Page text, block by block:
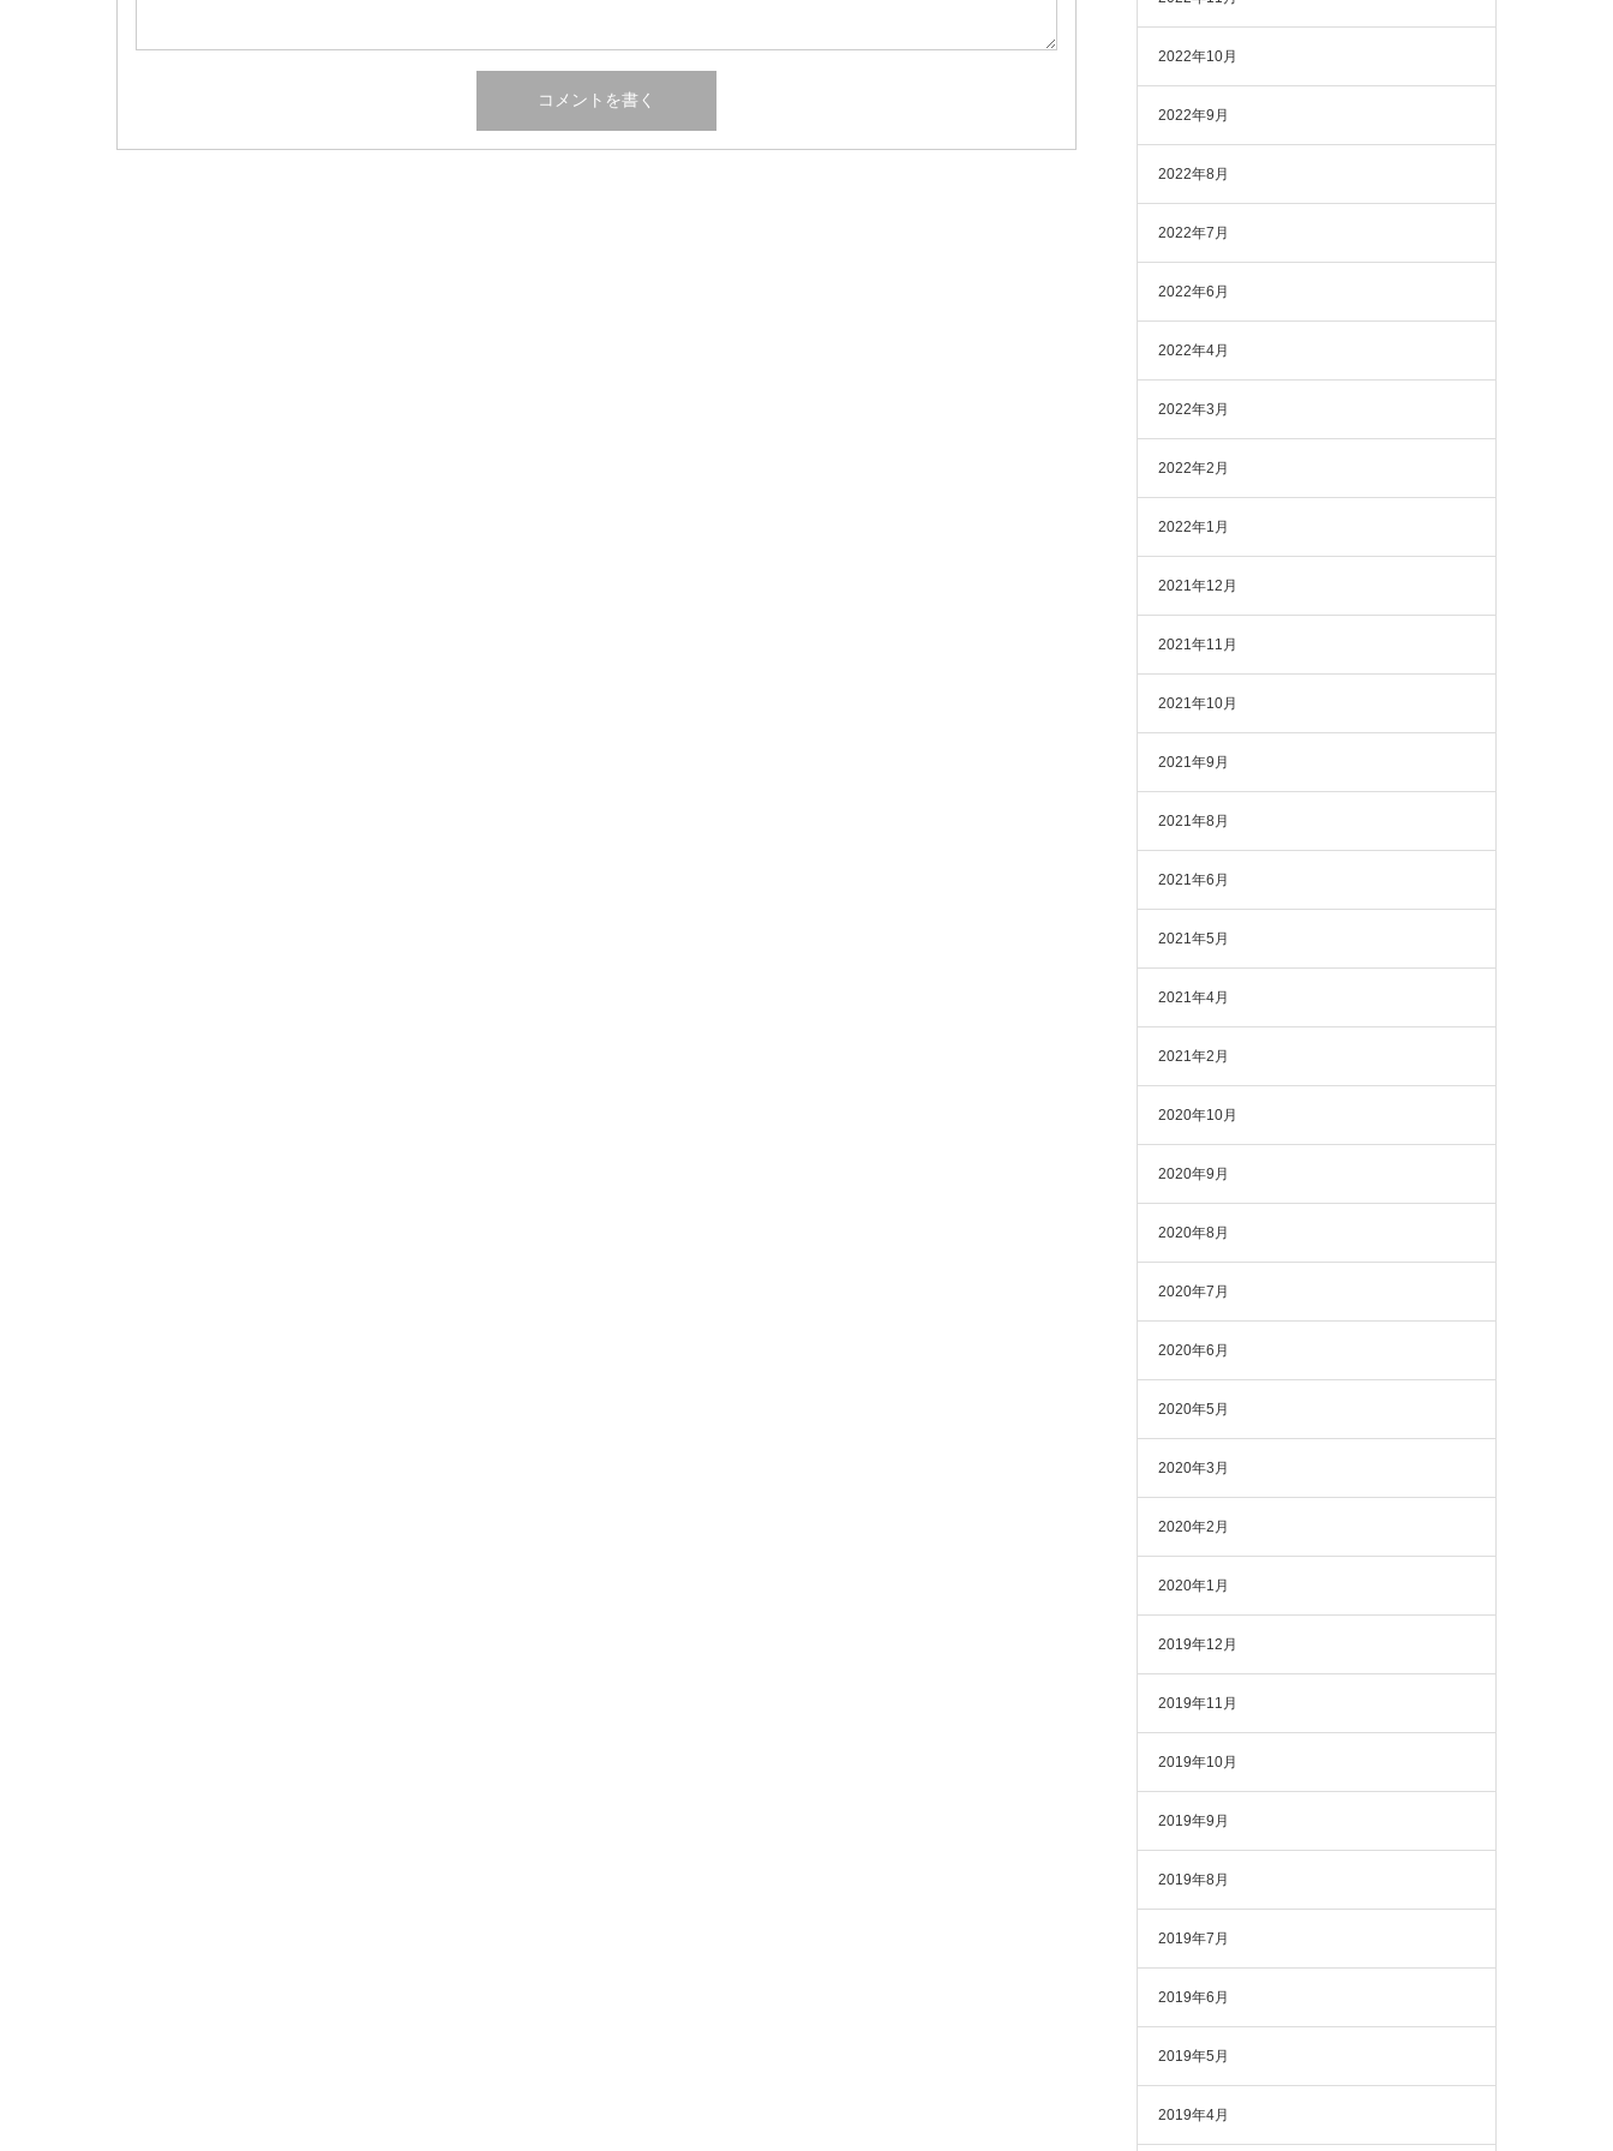
2022年10月
2022年9月
2022年8月
2022年7月
2022年6月
2022年4月
2022年3月
2022年2月
2022年1月
2021年12月
2021年11月
2021年10月
2021年9月
2021年8月
2021年6月
2021年5月
2021年4月
2021年2月
2020年10月
2020年9月
2020年8月
2020年7月
2020年6月
2020年5月
2020年3月
2020年2月
2020年1月
2019年12月
2019年11月
2019年10月
2019年9月
2019年8月
2019年7月
2019年6月
2019年5月
2019年4月